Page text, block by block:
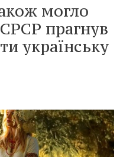
могло
прагнув
українську